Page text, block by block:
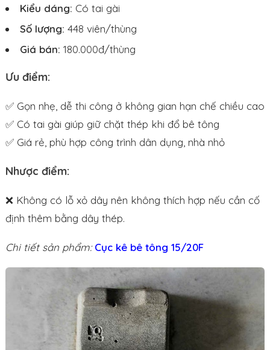
Kiểu dáng: Có tai gài
Số lượng: 448 viên/thùng
Giá bán: 180.000đ/thùng
Ưu điểm:
✅ Gọn nhẹ, dễ thi công ở không gian hạn chế chiều cao
✅ Có tai gài giúp giữ chặt thép khi đổ bê tông
✅ Giá rẻ, phù hợp công trình dân dụng, nhà nhỏ
Nhược điểm:
❌ Không có lỗ xỏ dây nên không thích hợp nếu cần cố
định thêm bằng dây thép.
Chi tiết sản phẩm: Cục kê bê tông 15/20F